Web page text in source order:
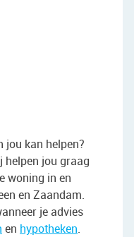
jou kan helpen?
helpen jou graag
woning in en
en Zaandam.
je advies
en hypotheken.